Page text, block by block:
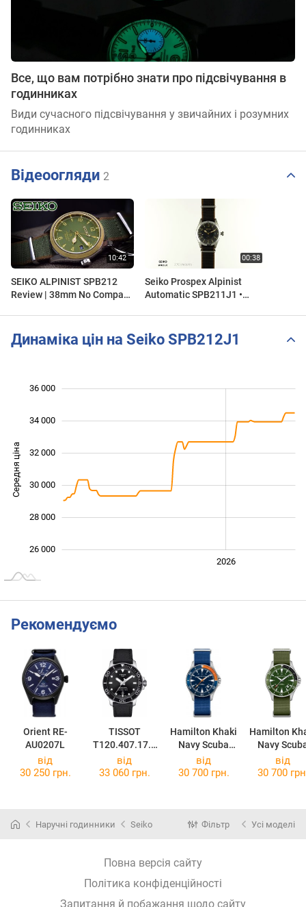
Все, що вам потрібно знати про підсвічування в
годинниках
Види сучасного підсвічування у звичайних і розумних
годинниках
Відеоогляди 2
SEIKO ALPINIST SPB212
Review | 38mm No Compass
Seiko Prospex Alpinist
Automatic SPB211J1 •
Динаміка цін на Seiko SPB212J1
Середня ціна
26 000
28 000
30 000
32 000
34 000
36 000
2026
Рекомендуємо
Orient RE-
AU0207L
TISSOT
T120.407.17.0
51.00
Hamilton Khaki
Navy Scuba
H82365941
Hamilton
Navy
Auto
від
30 250 грн.
від
33 060 грн.
від
30 700 грн.
від
30 700
Наручні годинники Seiko Фільтр Усі моделі
Повна версія сайту
Політика конфіденційності
Запитання й побажання щодо сайту